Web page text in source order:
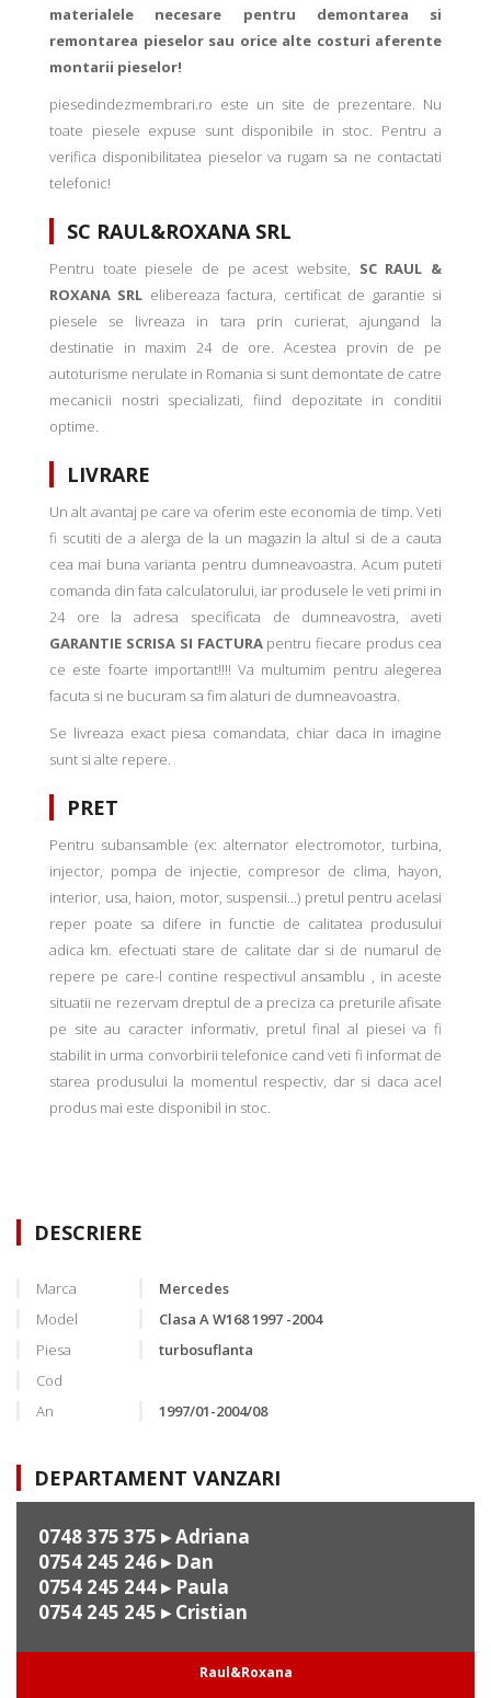
materialele necesare pentru demontarea si
remontarea pieselor sau orice alte costuri aferente
montarii pieselor!
piesedindezmembrari.ro este un site de prezentare. Nu
toate piesele expuse sunt disponibile in stoc. Pentru a
verifica disponibilitatea pieselor va rugam sa ne contactati
telefonic!
SC RAUL&ROXANA SRL
Pentru toate piesele de pe acest website, SC RAUL &
ROXANA SRL elibereaza factura, certificat de garantie si
piesele se livreaza in tara prin curierat, ajungand la
destinatie in maxim 24 de ore. Acestea provin de pe
autoturisme nerulate in Romania si sunt demontate de catre
mecanicii nostri specializati, fiind depozitate in conditii
optime.
LIVRARE
Un alt avantaj pe care va oferim este economia de timp. Veti
fi scutiti de a alerga de la un magazin la altul si de a cauta
cea mai buna varianta pentru dumneavoastra. Acum puteti
comanda din fata calculatorului, iar produsele le veti primi in
24 ore la adresa specificata de dumneavostra, aveti
GARANTIE SCRISA SI FACTURApentru fiecare produs cea
ce este foarte important!!!! Va multumim pentru alegerea
facuta si ne bucuram sa fim alaturi de dumneavoastra.
Se livreaza exact piesa comandata, chiar daca in imagine
sunt si alte repere.
PRET
Pentru subansamble (ex: alternator electromotor, turbina,
injector, pompa de injectie, compresor de clima, hayon,
interior, usa, haion, motor, suspensii...) pretul pentru acelasi
reper poate sa difere in functie de calitatea produsului
adica km. efectuati stare de calitate dar si de numarul de
repere pe care-l contine respectivul ansamblu , in aceste
situatii ne rezervam dreptul de a preciza ca preturile afisate
pe site au caracter informativ, pretul final al piesei va fi
stabilit in urma convorbirii telefonice cand veti fi informat de
starea produsului la momentul respectiv, dar si daca acel
produs mai este disponibil in stoc.
DESCRIERE
Marca
Mercedes
Model
Clasa A W168 1997 -2004
Piesa
turbosuflanta
Cod
An
1997/01-2004/08
DEPARTAMENT VANZARI
0748 375 375 ▸ Adriana
0754 245 246▸ Dan
0754 245 244▸ Paula
0754 245 245 ▸ Cristian
Raul&Roxana